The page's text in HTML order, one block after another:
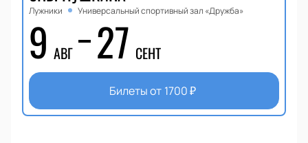
Лужники Универсальный спортивный зал «Дружба»
9 АВГ 27 СЕНТ
Билеты от 1700₽